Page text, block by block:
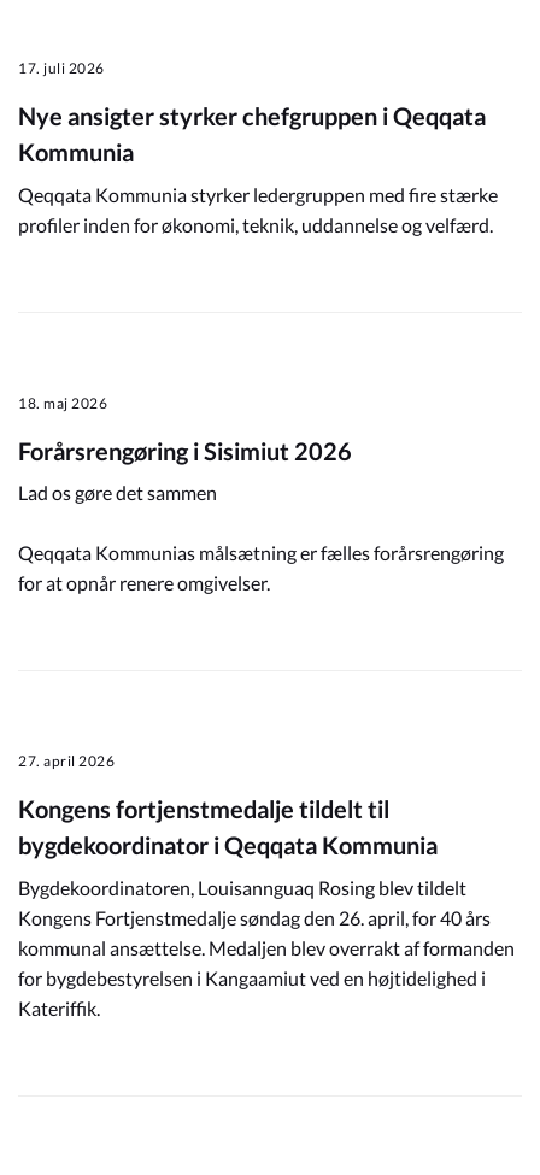
17. juli 2026
Nye ansigter styrker chefgruppen i Qeqqata
Kommunia
Qeqqata Kommunia styrker ledergruppen med fire stærke
profiler inden for økonomi, teknik, uddannelse og velfærd.
18. maj 2026
Forårsrengøring i Sisimiut 2026
Lad os gøre det sammen
Qeqqata Kommunias målsætning er fælles forårsrengøring
for at opnår renere omgivelser.
27. april 2026
Kongens fortjenstmedalje tildelt til
bygdekoordinator i Qeqqata Kommunia
Bygdekoordinatoren, Louisannguaq Rosing blev tildelt
Kongens Fortjenstmedalje søndag den 26. april, for 40 års
kommunal ansættelse. Medaljen blev overrakt af formanden
for bygdebestyrelsen i Kangaamiut ved en højtidelighed i
Kateriffik.